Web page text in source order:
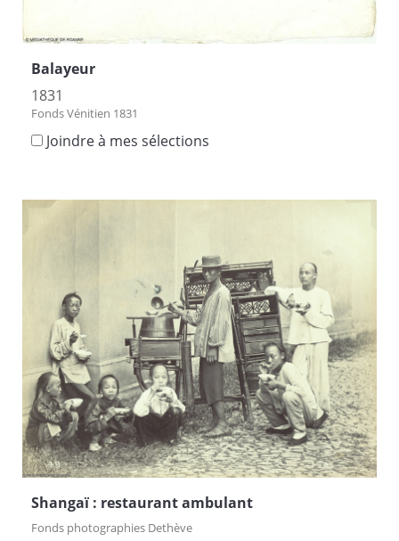
Balayeur
1831
Fonds Vénitien 1831
Joindre à mes sélections
Shangaï : restaurant ambulant
Fonds photographies Dethève